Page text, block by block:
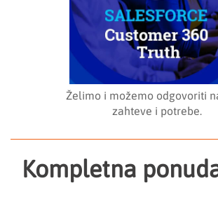
Želimo i možemo odgovoriti
zahteve i potrebe.
Kompletna